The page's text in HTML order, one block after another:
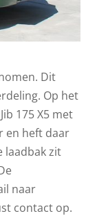
Dit
Op het
175 X5 met
en heft daar
laadbak zit
naar
contact op.